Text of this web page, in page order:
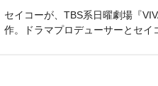
セイコーが、TBS系日曜劇場『
作。ドラマプロデューサーとセイ